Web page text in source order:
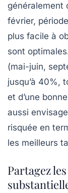
généralement
février,
plus facile à
sont
(mai-juin,
jusqu’à 40%,
et d’une
aussi
risquée en
les meilleurs
Partagez